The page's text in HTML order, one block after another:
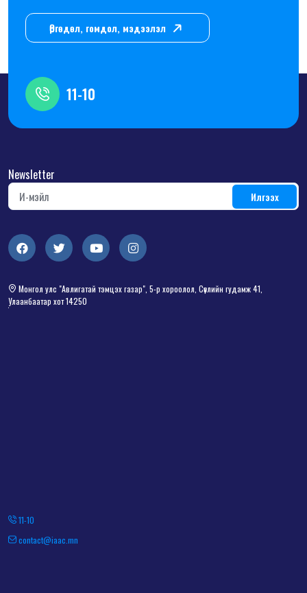
Өргөдөл, гомдол, мэдээлэл
11-10
Newsletter
Монгол улс "Авлигатай тэмцэх газар", 5-р хороолол, Сөүлийн гудамж 41,
Улаанбаатар хот 14250
11-10
contact@iaac.mn